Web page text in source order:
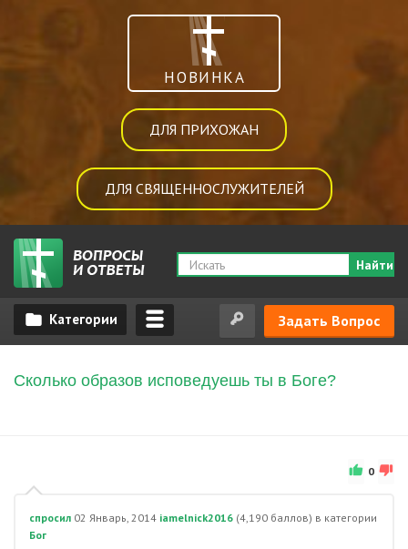
НОВИНКА
ДЛЯ ПРИХОЖАН
ДЛЯ СВЯЩЕННОСЛУЖИТЕЛЕЙ
Найти
Задать Вопрос
Сколько образов исповедуешь ты в Боге?
0
спросил 02 Январь, 2014 iamelnick2016 (4,190 баллов) в категории
Бог